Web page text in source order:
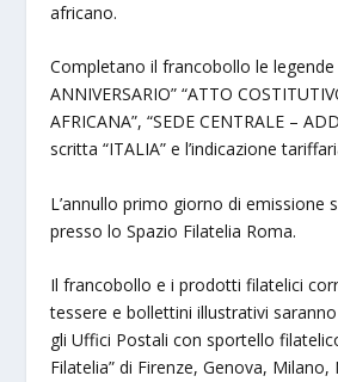
africano.
Completano il francobollo le legende
ANNIVERSARIO” “ATTO
AFRICANA”, “SEDE CENTRALE –
scritta “ITALIA” e l’indicazione
L’annullo primo giorno di emissione
presso lo Spazio Filatelia Roma.
Il francobollo e i prodotti filatelici
tessere e bollettini illustrativi
gli Uffici Postali con sportello
Filatelia” di Firenze, Genova,